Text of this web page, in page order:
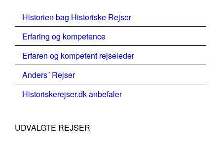
Historien bag Historiske Rejser
Erfaring og kompetence
Erfaren og kompetent rejseleder
Anders´ Rejser
Historiskerejser.dk anbefaler
UDVALGTE REJSER